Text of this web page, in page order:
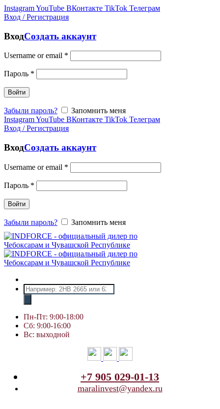
InstagramYouTube ВКонтакте TikTok Телеграм
Вход / Регистрация
ВходСоздать аккаунт
Username or email *
Пароль *
Войти
Забыли пароль?
Запомнить меня
InstagramYouTube ВКонтакте TikTok Телеграм
Вход / Регистрация
ВходСоздать аккаунт
Username or email *
Пароль *
Войти
Забыли пароль? Запомнить меня
Поиск
товаров
Пн-Пт: 9:00-18:00
Сб: 9:00-16:00
Вс: выходной
+7 905 029-01-13
maralinvest@yandex.ru